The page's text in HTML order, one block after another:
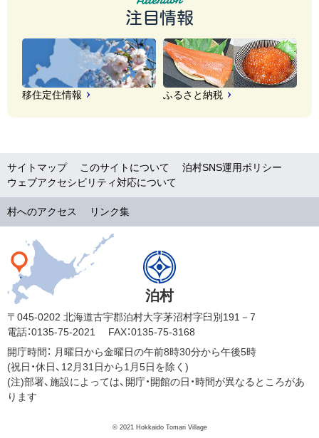
注目情報
移住定住情報 ふるさと納税
サイトマップ このサイトについて
泊村SNS運用ポリシー
ウェブアクセシビリティ対応について
村へのアクセス リンク集
泊村
〒045-0202 北海道古宇郡泊村大字茅沼村字臼別191－7
電話：0135-75-2021
FAX：0135-75-3168
開庁時間： 月曜日から金曜日の午前8時30分から午後5時
(祝日・休日、12月31日から1月5日を除く)
(注)部署、施設によっては、開庁・開館の日・時間が異なるところがあ
ります
© 2021 Hokkaido Tomari Village